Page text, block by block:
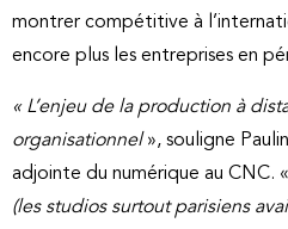
montrer compétitive à
encore plus les entreprises en
« L’enjeu de la production à
organisationnel», souligne
adjointe du numérique au CNC. «
(les studios surtout parisiens